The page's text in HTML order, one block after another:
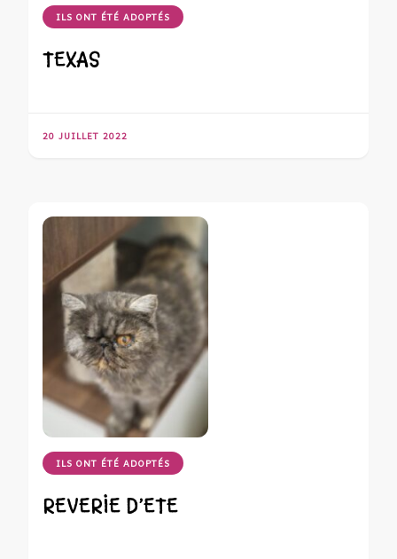
ILS ONT ÉTÉ ADOPTÉS
TEXAS
20 JUILLET 2022
ILS ONT ÉTÉ ADOPTÉS
REVERIE D’ETE